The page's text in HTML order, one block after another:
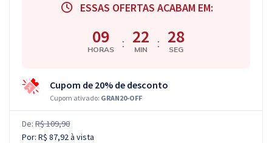
ESSAS OFERTAS ACABAM EM:
09
HORAS : 22
MIN : 27
SEG
Cupom de 20% de desconto
Cupom ativado: GRAN20-OFF
De: R$ 109,90
Por: R$ 87,92à vista